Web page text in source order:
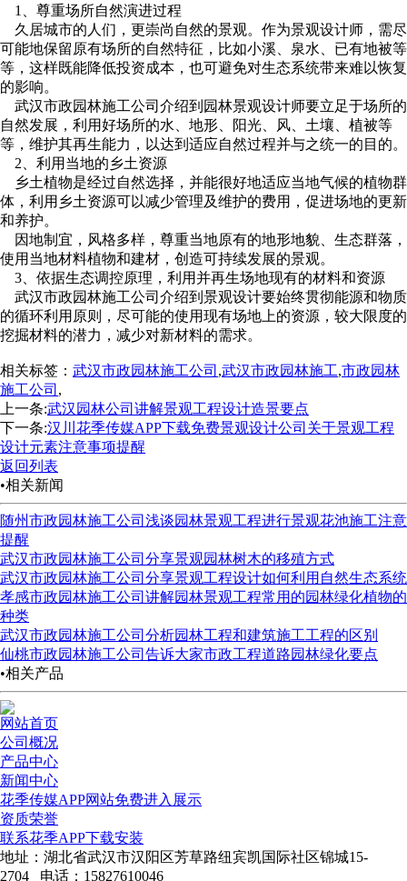
1、尊重场所自然演进过程
久居城市的人们，更崇尚自然的景观。作为景观设计师，需尽
可能地保留原有场所的自然特征，比如小溪、泉水、已有地被等
等，这样既能降低投资成本，也可避免对生态系统带来难以恢复
的影响。
武汉市政园林施工公司介绍到园林景观设计师要立足于场所的
自然发展，利用好场所的水、地形、阳光、风、土壤、植被等
等，维护其再生能力，以达到适应自然过程并与之统一的目的。
2、利用当地的乡土资源
乡土植物是经过自然选择，并能很好地适应当地气候的植物群
体，利用乡土资源可以减少管理及维护的费用，促进场地的更新
和养护。
因地制宜，风格多样，尊重当地原有的地形地貌、生态群落，
使用当地材料植物和建材，创造可持续发展的景观。
3、依据生态调控原理，利用并再生场地现有的材料和资源
武汉市政园林施工公司介绍到景观设计要始终贯彻能源和物质
的循环利用原则，尽可能的使用现有场地上的资源，较大限度的
挖掘材料的潜力，减少对新材料的需求。
相关标签： 武汉市政园林施工公司 ,武汉市政园林施工,市政园林
施工公司 ,
上一条:武汉园林公司讲解景观工程设计造景要点
下一条:汉川花季传媒APP下载免费景观设计公司关于景观工程
设计元素注意事项提醒
返回列表
•相关新闻
随州市政园林施工公司浅谈园林景观工程进行景观花池施工注意
提醒
武汉市政园林施工公司分享景观园林树木的移殖方式
武汉市政园林施工公司分享景观工程设计如何利用自然生态系统
孝感市政园林施工公司讲解园林景观工程常用的园林绿化植物的
种类
武汉市政园林施工公司分析园林工程和建筑施工工程的区别
仙桃市政园林施工公司告诉大家市政工程道路园林绿化要点
•相关产品
网站首页
公司概况
产品中心
新闻中心
花季传媒APP网站免费进入展示
资质荣誉
联系花季APP下载安装
地址：湖北省武汉市汉阳区芳草路纽宾凯国际社区锦城15-
2704 电话：15827610046